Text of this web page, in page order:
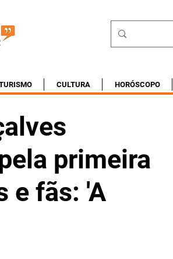
CULTURA HORÓSCOPO
primeira
e fãs: 'A